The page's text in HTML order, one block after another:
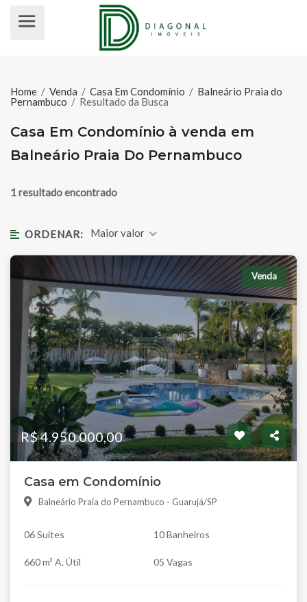
Home / Venda / Casa Em Condomínio / Balneário Praia do
Pernambuco / Resultado da Busca
Casa Em Condomínio à venda em
Balneário Praia Do Pernambuco
1 resultado encontrado
ORDENAR: Maior valor
Venda
R$ 4.950.000,00
Casa em Condomínio
Balneário Praia do Pernambuco - Guarujá/SP
06 Suítes 10 Banheiros
660 m² A. Útil 05 Vagas